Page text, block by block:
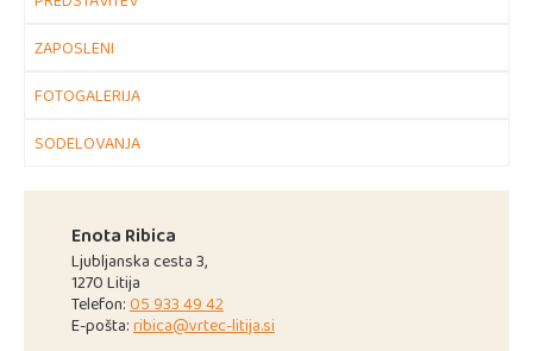
Enota Ribica
Ljubljanska cesta 3,
1270 Litija
Telefon: 05 933 49 42
E-pošta: ribica@vrtec-litija.si
ZAPOSLENI
FOTOGALERIJA
SODELOVANJA